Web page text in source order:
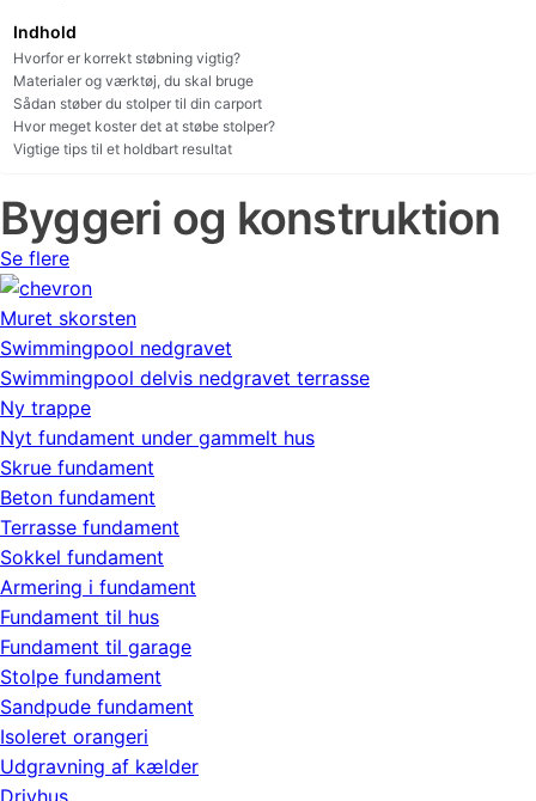
Indhold
Hvorfor er korrekt støbning vigtig?
Materialer og værktøj, du skal bruge
Sådan støber du stolper til din carport
Hvor meget koster det at støbe stolper?
Vigtige tips til et holdbart resultat
Byggeri og konstruktion
Se flere
Muret skorsten
Swimmingpool nedgravet
Swimmingpool delvis nedgravet terrasse
Ny trappe
Nyt fundament under gammelt hus
Skrue fundament
Beton fundament
Terrasse fundament
Sokkel fundament
Armering i fundament
Fundament til hus
Fundament til garage
Stolpe fundament
Sandpude fundament
Isoleret orangeri
Udgravning af kælder
Drivhus